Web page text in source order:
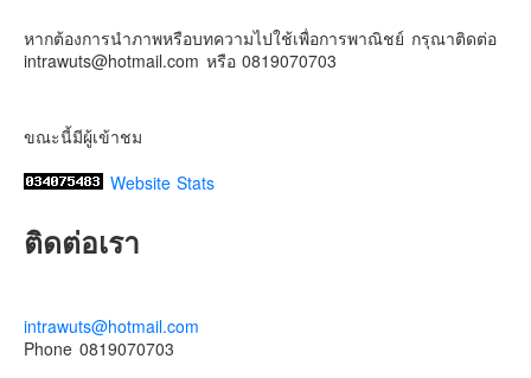
หากต้องการนำภาพหรือบทความไปใช้เพื่อการพาณิชย์ กรุณาติดต่อ
intrawuts@hotmail.com หรือ 0819070703
ขณะนี้มีผู้เข้าชม
Website Stats
ติดต่อเรา
intrawuts@hotmail.com
Phone 0819070703